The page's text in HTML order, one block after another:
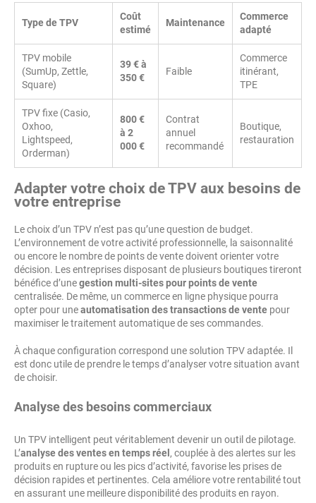
Type de TPV
Coût
estimé
Maintenance
Commerce
adapté
TPV mobile
(SumUp, Zettle,
Square)
39 € à
350 €
Faible
Commerce
itinérant,
TPE
TPV fixe (Casio,
Oxhoo,
Lightspeed,
Orderman)
800 €
à 2
000 €
Contrat
annuel
recommandé
Boutique,
restauration
Adapter votre choix de TPV aux besoins de
votre entreprise
Le choix d’un TPV n’est pas qu’une question de budget.
L’environnement de votre activité professionnelle, la saisonnalité
ou encore le nombre de points de vente doivent orienter votre
décision. Les entreprises disposant de plusieurs boutiques tireront
bénéfice d’unegestion multi-sites pour points de vente
centralisée. De même, un commerce en ligne physique pourra
opter pour uneautomatisation des transactions de vente pour
maximiser le traitement automatique de ses commandes.
À chaque configuration correspond une solution TPV adaptée. Il
est donc utile de prendre le temps d’analyser votre situation avant
de choisir.
Analyse des besoins commerciaux
Un TPV intelligent peut véritablement devenir un outil de pilotage.
L’analyse des ventes en temps réel , couplée à des alertes sur les
produits en rupture ou les pics d’activité, favorise les prises de
décision rapides et pertinentes. Cela améliore votre rentabilité tout
en assurant une meilleure disponibilité des produits en rayon.